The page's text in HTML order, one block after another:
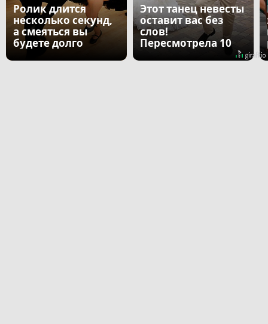
Ролик длится
несколько секунд,
а смеяться вы
будете долго
Этот танец невесты
оставит вас без
слов!
Пересмотрела 10